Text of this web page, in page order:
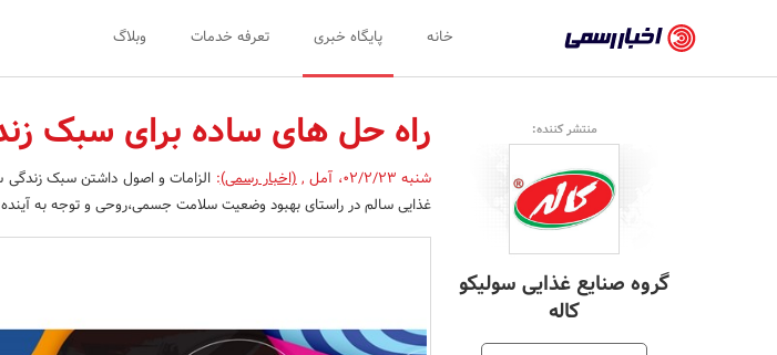
رسمی
-
اخبار
تایید
شده
شرکت‌ها،
سازمان‌ها
و
خانه پایگاه خبری تعرفه خدمات وبلاگ
منتشر کننده:
گروه صنایع غذایی سولیکو
کاله
راه حل های ساده برای سبک
شنبه 02/2/23 ، آمل ,(اخبار رسمی): الزامات و اصول داشتن سبک
غذایی سالم در راستای بهبود وضعیت سلامت جسمی،روحی و توجه به